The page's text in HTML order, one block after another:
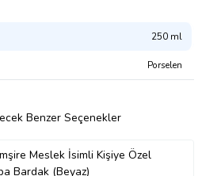
250 ml
Porselen
Benzer Seçenekler
Meslek İsimli Kişiye Özel
Bardak (Beyaz)